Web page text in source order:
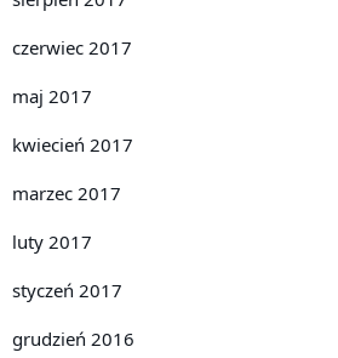
czerwiec 2017
maj 2017
kwiecień 2017
marzec 2017
luty 2017
styczeń 2017
grudzień 2016